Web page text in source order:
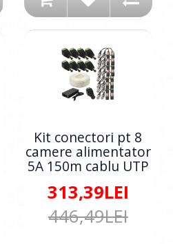
Kit conectori pt 8
camere alimentator
5A 150m cablu UTP
313,39LEI
446,49LEI